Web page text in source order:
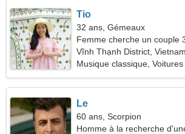
Tio
32 ans, Gémeaux
Femme cherche un couple
Vĩnh Thạnh District, Vietnam
Musique classique, Voitures
Le
60 ans, Scorpion
Homme à la recherche